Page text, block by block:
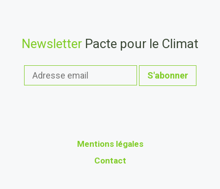
Newsletter Pacte pour le Climat
Mentions légales
Contact